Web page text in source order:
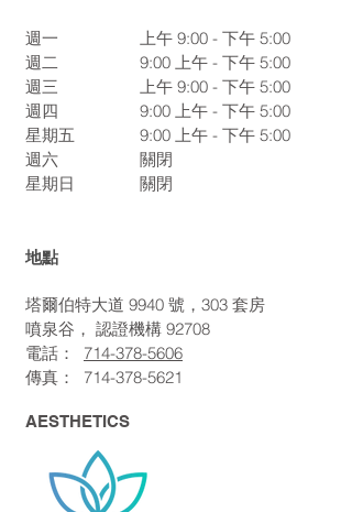
週一
週二
週三
週四
星期五
週六
星期日
上午 9:00 - 下午 5:00
9:00 上午 - 下午 5:00
上午 9:00 - 下午 5:00
9:00 上午 - 下午 5:00
9:00 上午 - 下午 5:00
關閉
關閉
地點
塔爾伯特大道 9940 號，303 套房
噴泉谷， 認證機構 92708
電話：
714-378-5606
傳真：
714-378-5621
AESTHETICS